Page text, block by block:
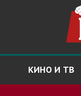
КИНО И ТВ